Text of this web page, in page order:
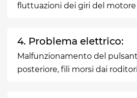
fluttuazioni dei giri del motore
4. Problema elettrico:
Malfunzionamento del
posteriore, fili morsi dai roditori